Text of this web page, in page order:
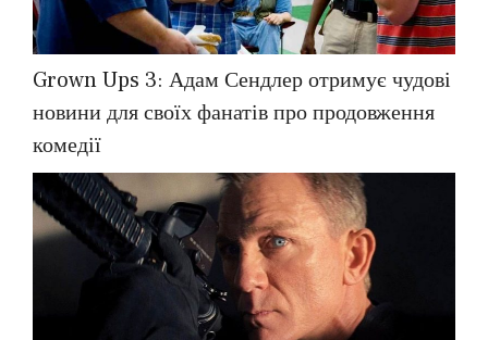
Grown Ups 3: Адам Сендлер отримує чудові
новини для своїх фанатів про продовження
комедії